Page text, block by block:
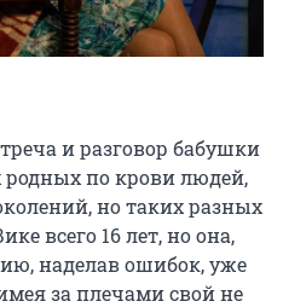
и разговор бабушки
родных по крови людей,
но таких разных
всего 16 лет, но она,
наделав ошибок, уже
за плечами свой не